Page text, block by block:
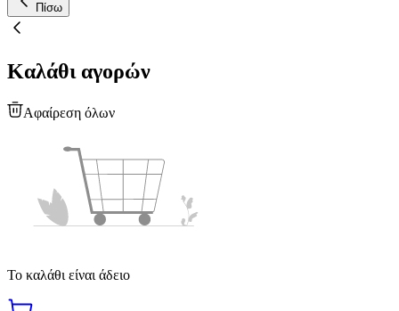
Πίσω
Καλάθι αγορών
Αφαίρεση όλων
Το καλάθι είναι άδειο